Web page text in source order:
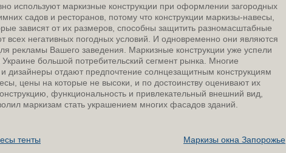
используют маркизные конструкции при оформлении загородных
садов и ресторанов, потому что конструкции маркизы-навесы,
зависят от их размеров, способны защитить разномасштабные
всех негативных погодных условий. И одновременно они являются
рекламы Вашего заведения. Маркизные конструкции уже успели
Украине большой потребительский сегмент рынка. Многие
и дизайнеры отдают предпочтение солнцезащитным конструкциям
цены на которые не высоки, и по достоинству оценивают их
функциональность и привлекательный внешний вид,
маркизам стать украшением многих фасадов зданий.
тенты Маркизы окна Запорожье